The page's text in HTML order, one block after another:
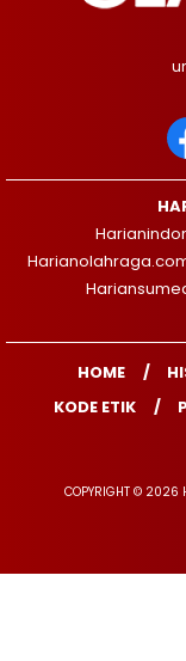
HOME
KODE ETIK
COPYRIGHT © 2026